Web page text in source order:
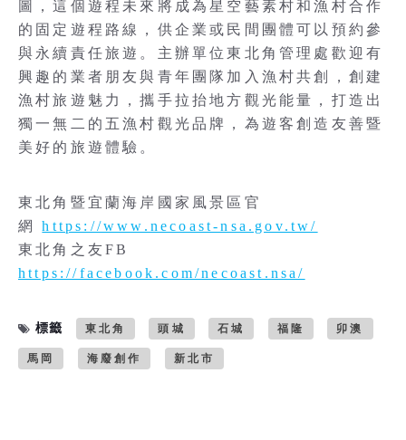
圖，這個遊程未來將成為星空藝素村和漁村合作
的固定遊程路線，供企業或民間團體可以預約參
與永續責任旅遊。主辦單位東北角管理處歡迎有
興趣的業者朋友與青年團隊加入漁村共創，創建
漁村旅遊魅力，攜手拉抬地方觀光能量，打造出
獨一無二的五漁村觀光品牌，為遊客創造友善暨
美好的旅遊體驗。
東北角暨宜蘭海岸國家風景區官
網https://www.necoast-nsa.gov.tw/
東北角之友FB
https://facebook.com/necoast.nsa/
標籤 東北角 頭城 石城 福隆 卯澳
馬岡 海廢創作 新北市